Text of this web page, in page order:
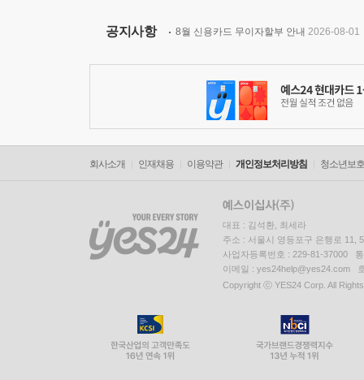
공지사항 8월 신용카드 무이자할부 안내 2026-08-01
회사소개 인재채용 이용약관 개인정보처리방침 청소년보
대표 : 김석환, 최세라
주소 : 서울시 영등포구 은행로 11,
사업자등록번호 : 229-81-37000
이메일 : yes24help@yes24.com
Copyright ⓒ YES24 Corp. All